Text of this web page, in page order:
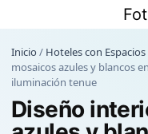
contenido
Inicio / Hoteles con
mosaicos azules y blancos
iluminación tenue
Diseño